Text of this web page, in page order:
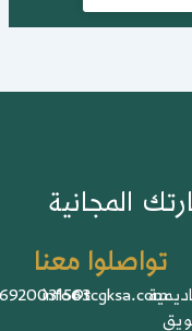
المجانية
تواصلوا معنا
966920031563+